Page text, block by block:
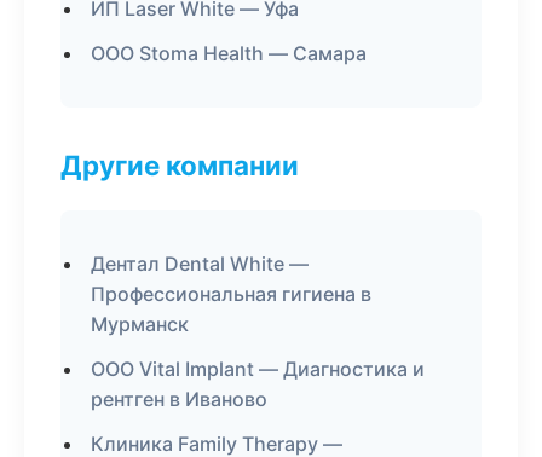
ИП Laser White — Уфа
ООО Stoma Health — Самара
Другие компании
Дентал Dental White —
Профессиональная гигиена в
Мурманск
ООО Vital Implant — Диагностика и
рентген в Иваново
Клиника Family Therapy —